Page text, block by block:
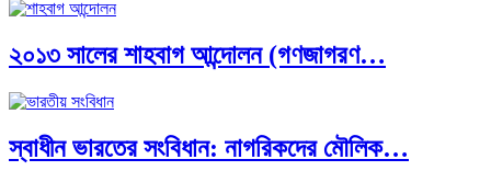
বিশেষ ইন-ডেপ্থ রিপোর্ট: ক্রীড়া উৎসবে…
ভারত মহাসাগরের অশ্রু: শ্রীলঙ্কার ২৬…
২০১৩ সালের শাহবাগ আন্দোলন (গণজাগরণ…
স্বাধীন ভারতের সংবিধান: নাগরিকদের মৌলিক…